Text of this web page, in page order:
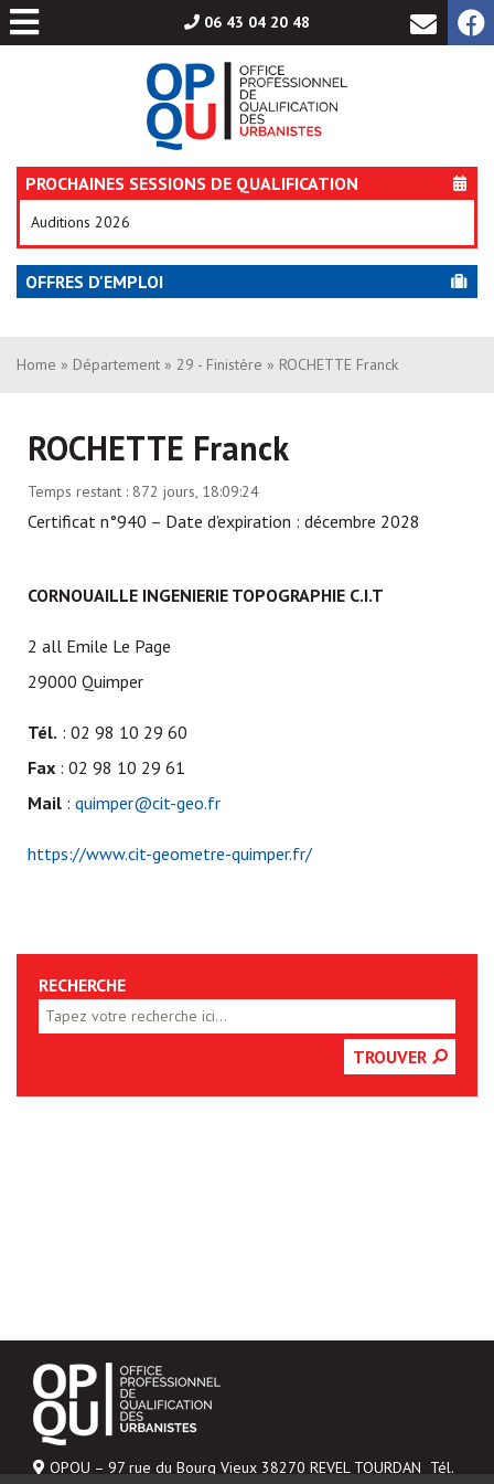
06 43 04 20 48
PROCHAINES SESSIONS DE QUALIFICATION
Auditions 2026
OFFRES D'EMPLOI
Aller
au
Home » Département » 29 - Finistère » ROCHETTE Franck
ROCHETTE Franck
Temps restant : 872 jours, 18:09:24
Certificat n°940 – Date d’expiration : décembre 2028
CORNOUAILLE INGENIERIE TOPOGRAPHIE C.I.T
2 all Emile Le Page
29000 Quimper
Tél. : 02 98 10 29 60
Fax : 02 98 10 29 61
Mail : quimper@cit-geo.fr
https://www.cit-geometre-quimper.fr/
RECHERCHE
TROUVER
OPQU – 97 rue du Bourg Vieux 38270 REVEL TOURDAN Tél.